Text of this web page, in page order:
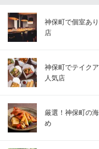
神保町で個室あ
店
神保町でテイク
人気店
厳選！神保町の
め